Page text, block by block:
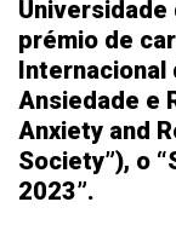
Universidade
prémio de
Internacional
Ansiedade e
Anxiety and
Society”), o
2023”.